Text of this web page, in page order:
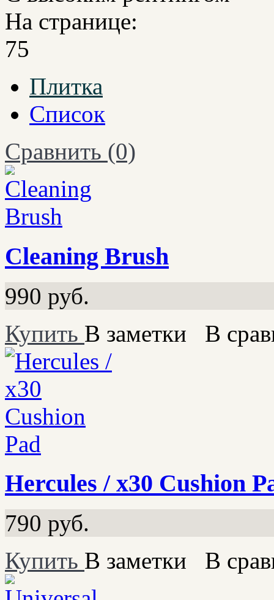
На странице:
75
Плитка
Список
Сравнить (0)
Cleaning Brush
990 руб.
Купить В заметки В
Hercules / x30 Cushion
790 руб.
Купить В заметки В